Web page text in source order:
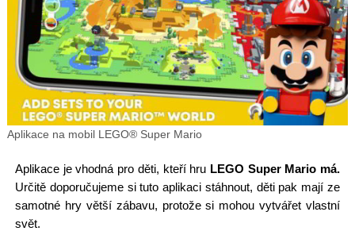
Aplikace na mobil LEGO® Super Mario
Aplikace je vhodná pro děti, kteří hru LEGO Super Mario má.
Určitě doporučujeme si tuto aplikaci stáhnout, děti pak mají ze
samotné hry větší zábavu, protože si mohou vytvářet vlastní
svět.